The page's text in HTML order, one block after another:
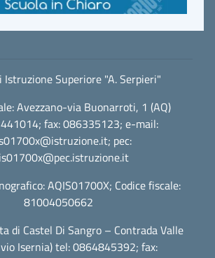
Superiore "A. Serpieri"
Avezzano-via Buonarroti, 1 (AQ)
fax: 086335123; e-mail:
; pec:
AQIS01700X; Codice fiscale:
81004050662
di Castel Di Sangro – Contrada Valle
Isernia) tel: 0864845392; fax: